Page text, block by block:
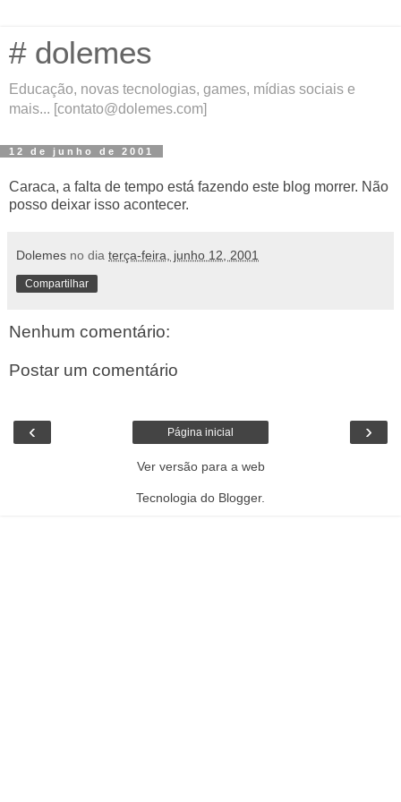
# dolemes
Educação, novas tecnologias, games, mídias sociais e
mais... [contato@dolemes.com]
12 de junho de 2001
Caraca, a falta de tempo está fazendo este blog morrer. Não
posso deixar isso acontecer.
Dolemes no dia terça-feira, junho 12, 2001
Compartilhar
Nenhum comentário:
Postar um comentário
‹ ›
Página inicial
Ver versão para a web
Tecnologia do Blogger.